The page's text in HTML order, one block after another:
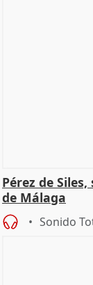
Pérez de
de Málaga
Sonido